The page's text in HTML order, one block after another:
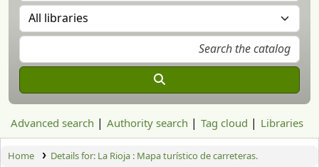
Advanced search Authority search Tag cloud Libraries
Home Details for: La Rioja : Mapa turístico de carreteras.